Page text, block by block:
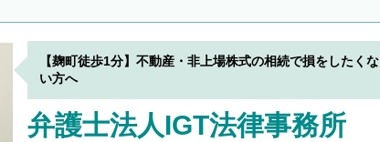
【麹町徒歩1分】不動産・非上場株式の相続で損をしたくな
い方へ
弁護士法人IGT法律事務所